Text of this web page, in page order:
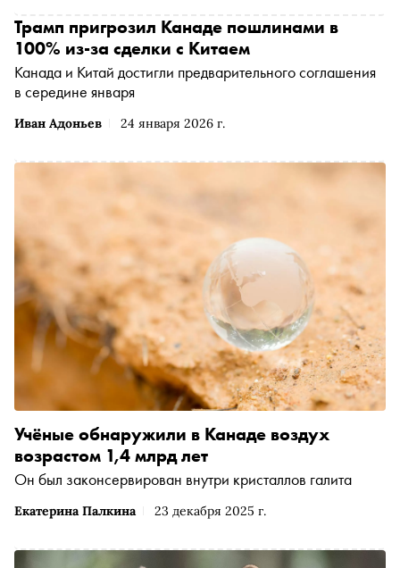
Иван Адоньев 24 января 2026 г.
Трамп пригрозил Канаде пошлинами в
100% из-за сделки с Китаем
Канада и Китай достигли предварительного соглашения
в середине января
Екатерина Палкина 23 декабря 2025 г.
Учёные обнаружили в Канаде воздух
возрастом 1,4 млрд лет
Он был законсервирован внутри кристаллов галита